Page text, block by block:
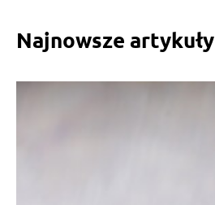
Najnowsze artykuły